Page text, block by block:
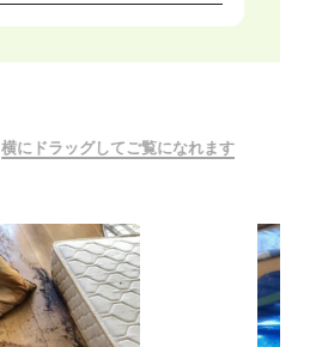
横にドラッグしてご覧になれます